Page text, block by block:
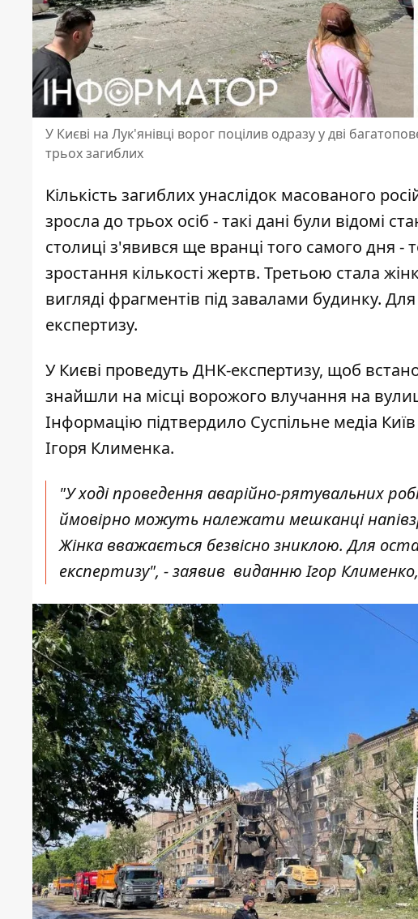
У Києві на Лук'янівці ворог поцілив одразу у дві
трьох загиблих
Кількість загиблих унаслідок масованого
зросла до трьох осіб - такі дані були відомі
столиці з'явився ще вранці того самого дня -
зростання кількості жертв. Третьою стала
вигляді фрагментів під завалами будинку. Для
експертизу.
У Києві проведуть ДНК-експертизу, щоб
знайшли на місці ворожого влучання на
Інформацію підтвердило Суспільне медіа Київ
Ігоря Клименка.
"У ході проведення аварійно-рятувальних
ймовірно можуть належати мешканці
Жінка вважається безвісно зниклою. Для
експертизу", - заявив виданню Ігор